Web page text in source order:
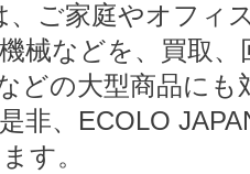
、ご家庭やオフィ
械などを、買取
どの大型商品にも
非、ECOLO
す。